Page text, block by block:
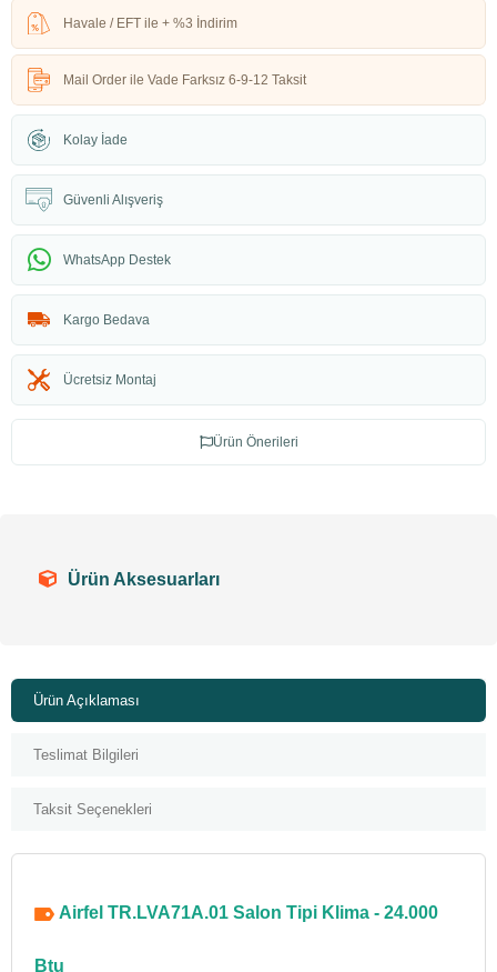
Havale / EFT ile + %3 İndirim
Mail Order ile Vade Farksız 6-9-12 Taksit
Kolay İade
Güvenli Alışveriş
WhatsApp Destek
Kargo Bedava
Ücretsiz Montaj
Ürün Önerileri
Ürün Aksesuarları
Ürün Açıklaması
Teslimat Bilgileri
Taksit Seçenekleri
Airfel TR.LVA71A.01 Salon Tipi Klima - 24.000
Btu